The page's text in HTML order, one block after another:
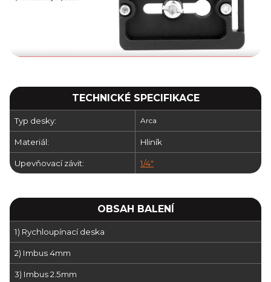
TECHNICKÉ SPECIFIKACE
Typ desky: Arca
Materiál: Hliník
Upevňovací závit: 1/4"
OBSAH BALENÍ
1) Rychloupínací deska
2) Imbus 4mm
3) Imbus 2.5mm